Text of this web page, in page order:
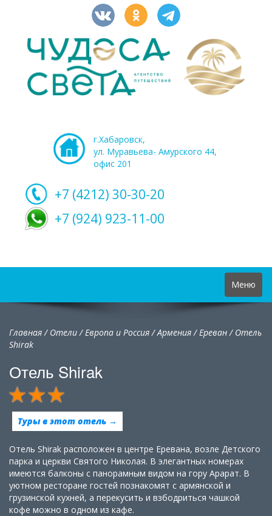
г.Хабаровск,
ул. Муравьева- Амурского 44,
офис 201
+7 (4212) 30-30-20
+7 (924) 923-11-00
Toggle
navigation
Меню
Главная/ Отели/Европа и Россия/Армения/Ереван / Отель
Shirak
Отель Shirak
Туры в этот отель →
Отель Shirak расположен в центре Еревана, возле Детского
парка и церкви Святого Николая. В элегантных номерах
имеются балконы с панорамным видом на гору Арарат. В
уютном ресторане гостей познакомят с армянской и
грузинской кухней, а перекусить и взбодриться чашкой
кофе можно в одном из кафе.